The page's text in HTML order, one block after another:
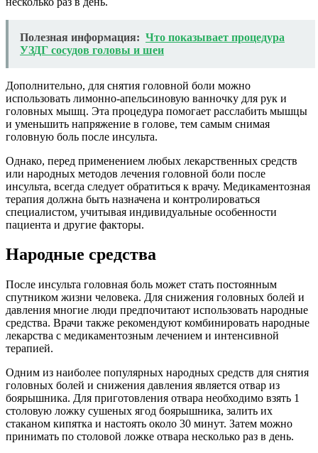
Полезная информация: Что показывает процедура
УЗДГ сосудов головы и шеи
Дополнительно, для снятия головной боли можно
использовать лимонно-апельсиновую ванночку для рук и
головных мышц. Эта процедура помогает расслабить мышцы
и уменьшить напряжение в голове, тем самым снимая
головную боль после инсульта.
Однако, перед применением любых лекарственных средств
или народных методов лечения головной боли после
инсульта, всегда следует обратиться к врачу. Медикаментозная
терапия должна быть назначена и контролироваться
специалистом, учитывая индивидуальные особенности
пациента и другие факторы.
Народные средства
После инсульта головная боль может стать постоянным
спутником жизни человека. Для снижения головных болей и
давления многие люди предпочитают использовать народные
средства. Врачи также рекомендуют комбинировать народные
лекарства с медикаментозным лечением и интенсивной
терапией.
Одним из наиболее популярных народных средств для снятия
головных болей и снижения давления является отвар из
боярышника. Для приготовления отвара необходимо взять 1
столовую ложку сушеных ягод боярышника, залить их
стаканом кипятка и настоять около 30 минут. Затем можно
принимать по столовой ложке отвара несколько раз в день.